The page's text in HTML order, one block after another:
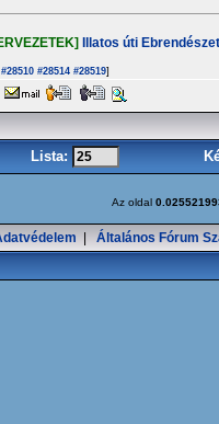
Illatos úti
#28510 #28514 #28519]
Lista:
Az oldal
Általános Fórum